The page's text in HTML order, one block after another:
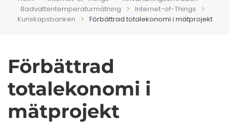
Badvattentemperaturmätning
Internet-of-Things
Kunskapsbanken
Förbättrad totalekonomi i mätprojekt
Förbättrad
totalekonomi i
mätprojekt